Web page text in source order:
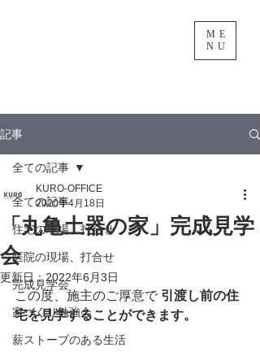
ME
NU
記事
全ての記事
住宅の現場、打合せ
医院の現場、打合せ
完成見学会
家づくり勉強会
薪ストーブのある生活
全ての記事
「丸亀土器の家」完成見学
会
KURO-OFFICE
2020年4月18日
更新日：2022年6月3日
この度、施主のご厚意で 引渡し前の住
宅を見学することができます。